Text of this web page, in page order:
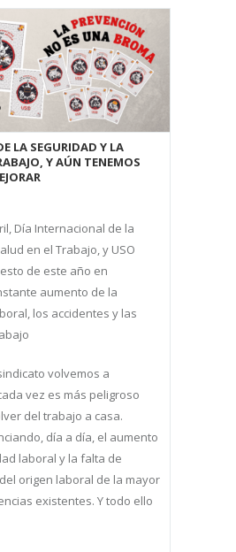
LA SEGURIDAD Y LA
Y AÚN TENEMOS
Día Internacional de la
en el Trabajo, y USO
de este año en
aumento de la
los accidentes y las
volvemos a
vez es más peligroso
del trabajo a casa.
día a día, el aumento
laboral y la falta de
origen laboral de la mayor
existentes. Y todo ello